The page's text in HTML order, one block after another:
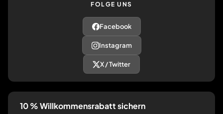
FOLGE UNS
Facebook
Instagram
X / Twitter
10 % Willkommensrabatt sichern